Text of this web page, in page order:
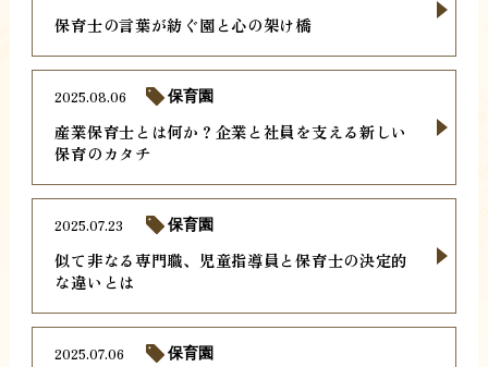
保育士の言葉が紡ぐ園と心の架け橋
産業保育士とは何か？企業と社員を支える新しい
保育のカタチ
2025.08.06 保育園
似て非なる専門職、児童指導員と保育士の決定的
な違いとは
2025.07.23 保育園
2025.07.06 保育園